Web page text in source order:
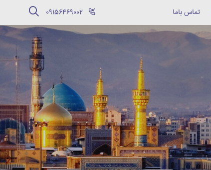
تماس باما